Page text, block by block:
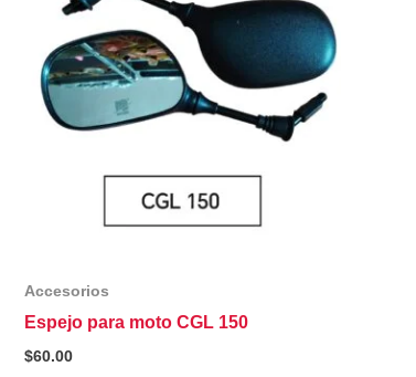
Accesorios
Espejo para moto CGL 150
$60.00